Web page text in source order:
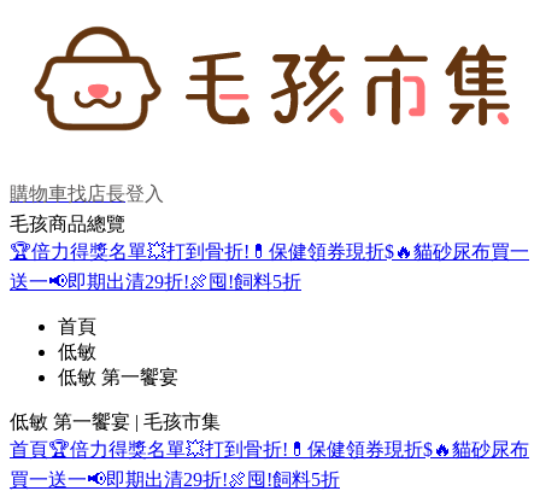
購物車找店長登入
毛孩商品總覽
🏆倍力得獎名單💥打到骨折! 💊保健領券現折$🔥貓砂尿布買一
送一📢即期出清29折!🍖囤!飼料5折
首頁
低敏
低敏 第一饗宴
低敏 第一饗宴 | 毛孩市集
首頁🏆倍力得獎名單💥打到骨折! 💊保健領券現折$🔥貓砂尿布
買一送一📢即期出清29折!🍖囤!飼料5折